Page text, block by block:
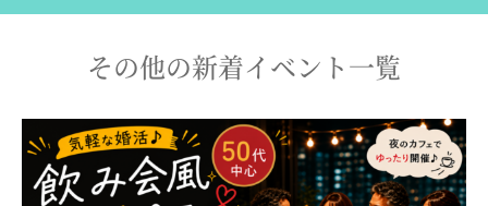
その他の新着イベント一覧